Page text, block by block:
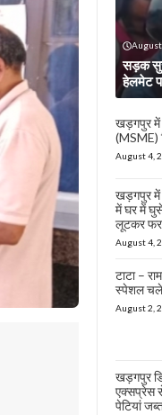
सड़क
हेलमेट
खड़गपुर में
(MSME)
August 4,
खड़गपुर में
में घर में
लूटकर
August 4,
टाटा –
स्पेशल
August 2,
खड़गपुर
एक्सप्रेस
पेटियां